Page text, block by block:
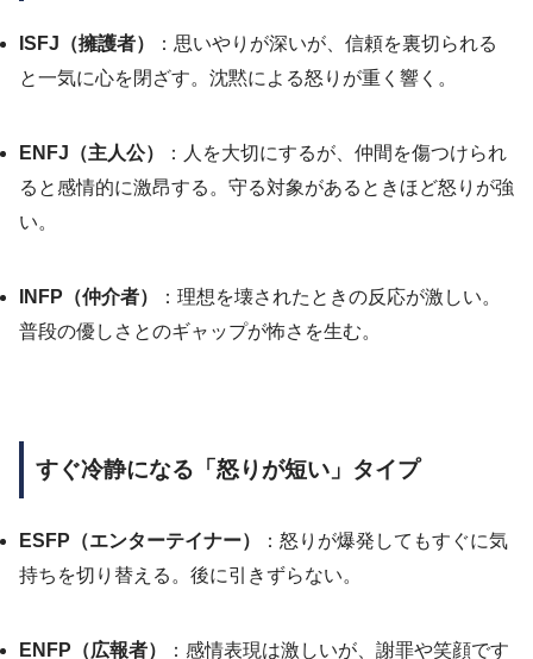
ISFJ（擁護者）
：思いやりが深いが、信頼を裏切られる
と一気に心を閉ざす。沈黙による怒りが重く響く。
ENFJ（主人公）
：人を大切にするが、仲間を傷つけられ
ると感情的に激昂する。守る対象があるときほど怒りが強
い。
INFP（仲介者）
：理想を壊されたときの反応が激しい。
普段の優しさとのギャップが怖さを生む。
すぐ冷静になる「怒りが短い」タイプ
ESFP（エンターテイナー）
：怒りが爆発してもすぐに気
持ちを切り替える。後に引きずらない。
ENFP（広報者）
：感情表現は激しいが、謝罪や笑顔です